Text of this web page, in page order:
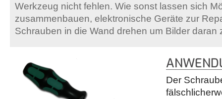
Werkzeug nicht fehlen. Wie sonst lassen sich
zusammenbauen, elektronische Geräte zur
Schrauben in die Wand drehen um Bilder daran
Der